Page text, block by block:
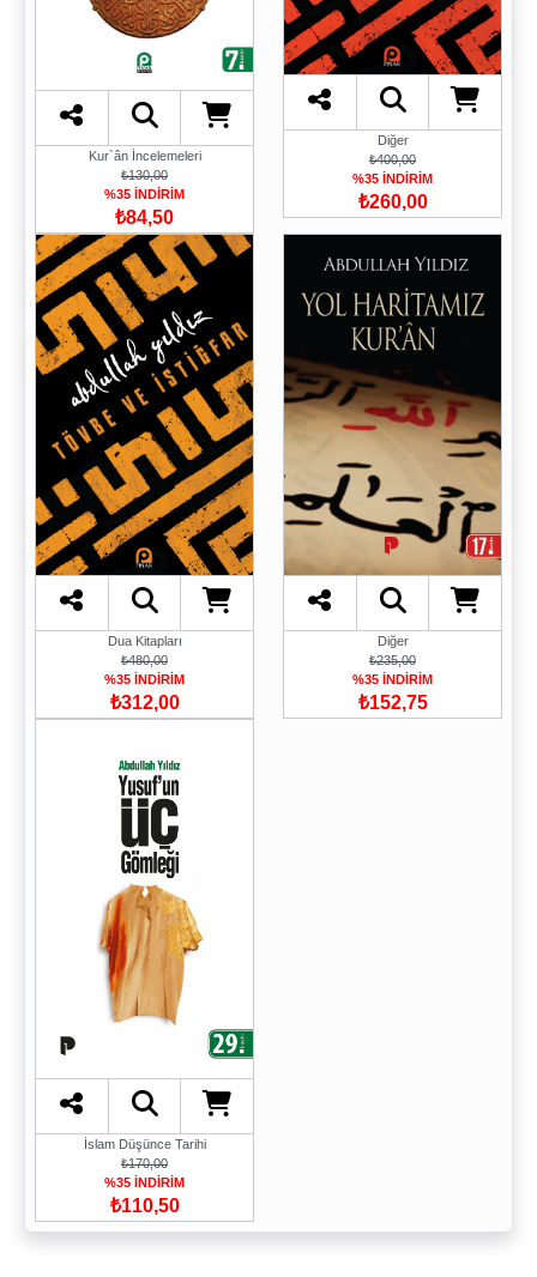
Kur`ân İncelemeleri
₺130,00
%35 İNDİRİM
₺84,50
Diğer
₺400,00
%35 İNDİRİM
₺260,00
Dua Kitapları
₺480,00
%35 İNDİRİM
₺312,00
Diğer
₺235,00
%35 İNDİRİM
₺152,75
İslam Düşünce Tarihi
₺170,00
%35 İNDİRİM
₺110,50